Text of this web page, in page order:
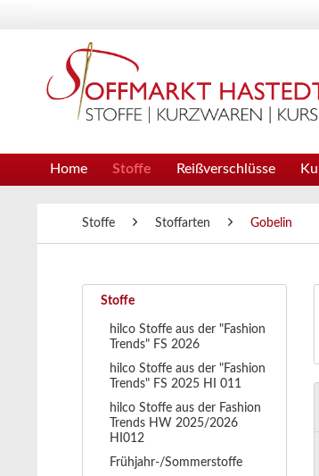
Home Stoffe Reißverschlüsse
Stoffe Stoffarten Gobelin
Stoffe
hilco Stoffe aus der "Fashion
Trends" FS 2026
hilco Stoffe aus der "Fashion
Trends" FS 2025 HI 011
hilco Stoffe aus der Fashion
Trends HW 2025/2026
HI012
Frühjahr-/Sommerstoffe